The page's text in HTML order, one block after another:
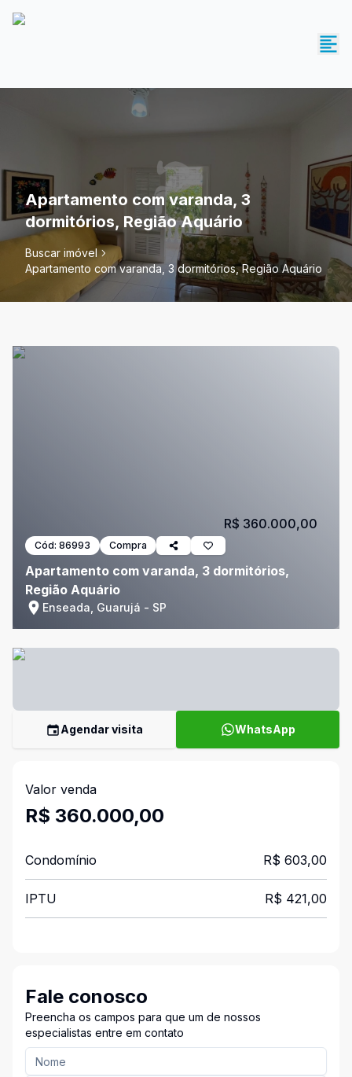
Apartamento com varanda, 3
dormitórios, Região Aquário
Buscar imóvel
Apartamento com varanda, 3 dormitórios, Região Aquário
Cód: 86993 Compra
Apartamento com varanda, 3 dormitórios,
Região Aquário
Enseada, Guarujá - SP
R$ 360.000,00
Agendar visita WhatsApp
Valor venda
R$ 360.000,00
Condomínio R$ 603,00
IPTU R$ 421,00
Fale conosco
Preencha os campos para que um de nossos
especialistas entre em contato